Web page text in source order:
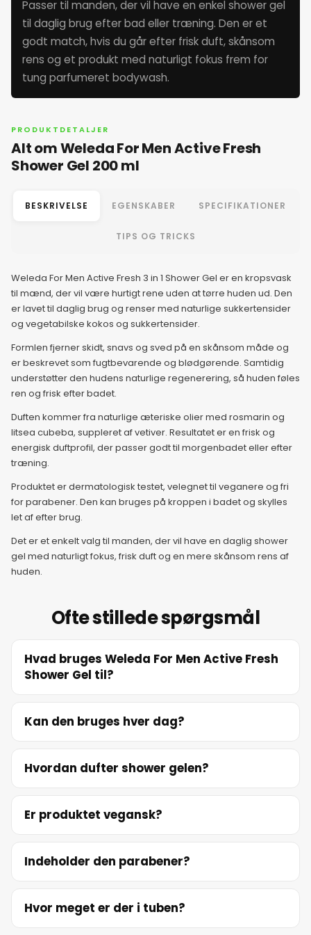
5. juni 2026
6. juni 2026
8. juni 2026
11. juni 2026
12. juni 2026
13. juni 2026
14. juni 2026
15. juni 2026
17. juni 2026
18. juni 2026
21. juni 2026
22. juni 2026
23. juni 2026
27. juni 2026
Passer til manden, der vil have en enkel shower gel
til daglig brug efter bad eller træning. Den er et
godt match, hvis du går efter frisk duft, skånsom
rens og et produkt med naturligt fokus frem for
tung parfumeret bodywash.
PRODUKTDETALJER
Alt om Weleda For Men Active Fresh
Shower Gel 200 ml
BESKRIVELSE EGENSKABER SPECIFIKATIONER
TIPS OG TRICKS
Weleda For Men Active Fresh 3 in 1 Shower Gel er en kropsvask
til mænd, der vil være hurtigt rene uden at tørre huden ud. Den
er lavet til daglig brug og renser med naturlige sukkertensider
og vegetabilske kokos og sukkertensider.
Formlen fjerner skidt, snavs og sved på en skånsom måde og
er beskrevet som fugtbevarende og blødgørende. Samtidig
understøtter den hudens naturlige regenerering, så huden føles
ren og frisk efter badet.
Duften kommer fra naturlige æteriske olier med rosmarin og
litsea cubeba, suppleret af vetiver. Resultatet er en frisk og
energisk duftprofil, der passer godt til morgenbadet eller efter
træning.
Produktet er dermatologisk testet, velegnet til veganere og fri
for parabener. Den kan bruges på kroppen i badet og skylles
let af efter brug.
Det er et enkelt valg til manden, der vil have en daglig shower
gel med naturligt fokus, frisk duft og en mere skånsom rens af
huden.
Ofte stillede spørgsmål
Hvad bruges Weleda For Men Active Fresh
Shower Gel til?
Kan den bruges hver dag?
Hvordan dufter shower gelen?
Er produktet vegansk?
Indeholder den parabener?
Hvor meget er der i tuben?